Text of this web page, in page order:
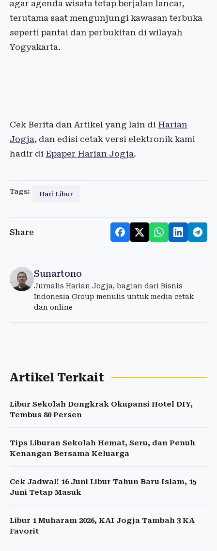
agar agenda wisata tetap berjalan lancar,
terutama saat mengunjungi kawasan terbuka
seperti pantai dan perbukitan di wilayah
Yogyakarta.
Cek Berita dan Artikel yang lain di Harian
Jogja, dan edisi cetak versi elektronik kami
hadir di Epaper Harian Jogja.
Tags: Hari Libur
Share
Sunartono
Jurnalis Harian Jogja, bagian dari Bisnis
Indonesia Group menulis untuk media cetak
dan online
Artikel Terkait
Libur Sekolah Dongkrak Okupansi Hotel DIY,
Tembus 80 Persen
Tips Liburan Sekolah Hemat, Seru, dan Penuh
Kenangan Bersama Keluarga
Cek Jadwal! 16 Juni Libur Tahun Baru Islam, 15
Juni Tetap Masuk
Libur 1 Muharam 2026, KAI Jogja Tambah 3 KA
Favorit